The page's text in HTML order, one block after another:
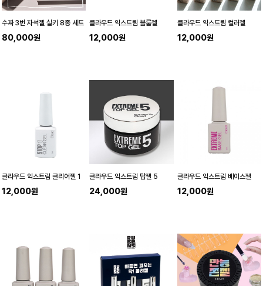
수짜 3번 자석젤 실키 8종 세트
80,000원
클라우드 익스트림 블룸젤
12,000원
클라우드 익스트림 컬러젤
12,000원
클라우드 익스트림 클리어젤 1
12,000원
클라우드 익스트림 탑젤 5
24,000원
클라우드 익스트림 베이스젤
12,000원